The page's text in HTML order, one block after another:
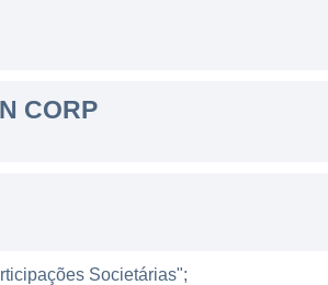
CORP
Societárias";